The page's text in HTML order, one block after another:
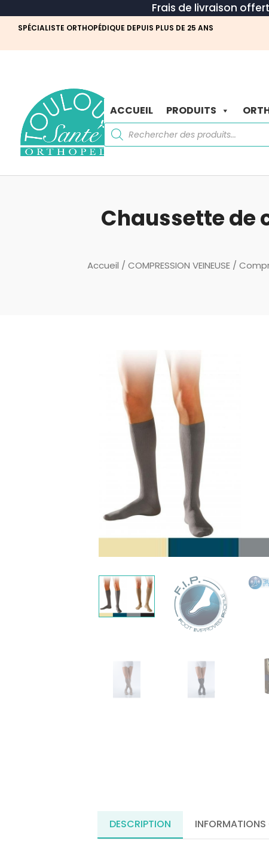
Frais de livraison
SPÉCIALISTE ORTHOPÉDIQUE DEPUIS PLUS DE 25 ANS
ACCUEIL PRODUITS
Recherche
de
produits
Chaussette de
Accueil / COMPRESSION VEINEUSE/
DESCRIPTION INFORMATIONS